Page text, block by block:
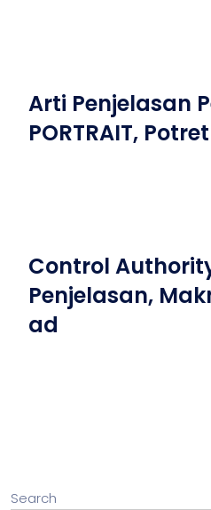
Arti Penjelasan
PORTRAIT,
Control
Penjelasan,
ad
Search